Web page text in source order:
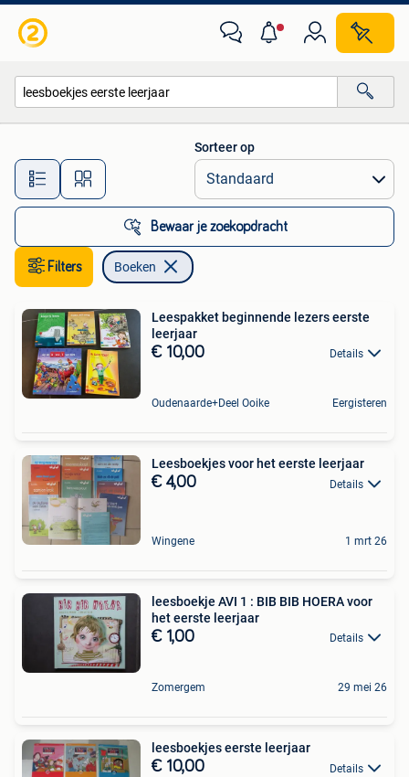
Alle afstanden…
Sorteer op
Bewaar je zoekopdracht
Filters Boeken
Leespakket beginnende lezers eerste
leerjaar
€ 10,00 Details
Oudenaarde+Deel Ooike Eergisteren
Leesboekjes voor het eerste leerjaar
€ 4,00 Details
Wingene 1 mrt 26
leesboekje AVI 1 : BIB BIB HOERA voor
het eerste leerjaar
€ 1,00 Details
Zomergem 29 mei 26
leesboekjes eerste leerjaar
€ 10,00 Details